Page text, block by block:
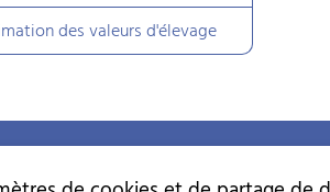
des valeurs d'élevage
suisse d'élevage caprin (FSEC)
10 - 3052 Zollikofen BE - Tél:
+41 31 388 61 11